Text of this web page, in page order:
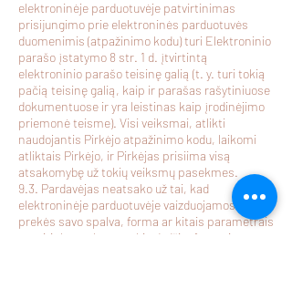
elektroninėje parduotuvėje patvirtinimas
prisijungimo prie elektroninės parduotuvės
duomenimis (atpažinimo kodu) turi Elektroninio
parašo įstatymo 8 str. 1 d. įtvirtintą
elektroninio parašo teisinę galią (t. y. turi tokią
pačią teisinę galią, kaip ir parašas rašytiniuose
dokumentuose ir yra leistinas kaip įrodinėjimo
priemonė teisme). Visi veiksmai, atlikti
naudojantis Pirkėjo atpažinimo kodu, laikomi
atliktais Pirkėjo, ir Pirkėjas prisiima visą
atsakomybę už tokių veiksmų pasekmes.
9.3. Pardavėjas neatsako už tai, kad
elektroninėje parduotuvėje vaizduojamos
prekės savo spalva, forma ar kitais parametrais
neatitinka realaus prekių dydžio, formų ir